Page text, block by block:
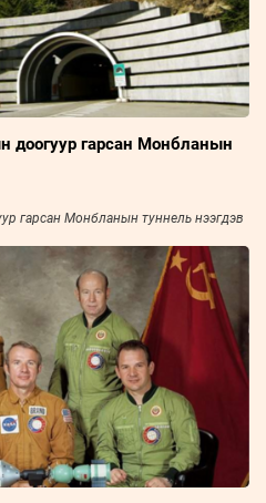
доогуур гарсан Монбланын
гарсан Монбланын туннель нээгдэв